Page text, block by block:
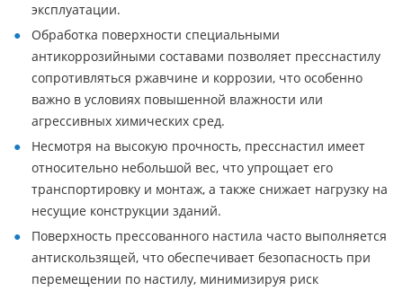
эксплуатации.
Обработка поверхности специальными
антикоррозийными составами позволяет пресснастилу
сопротивляться ржавчине и коррозии, что особенно
важно в условиях повышенной влажности или
агрессивных химических сред.
Несмотря на высокую прочность, пресснастил имеет
относительно небольшой вес, что упрощает его
транспортировку и монтаж, а также снижает нагрузку на
несущие конструкции зданий.
Поверхность прессованного настила часто выполняется
антискользящей, что обеспечивает безопасность при
перемещении по настилу, минимизируя риск